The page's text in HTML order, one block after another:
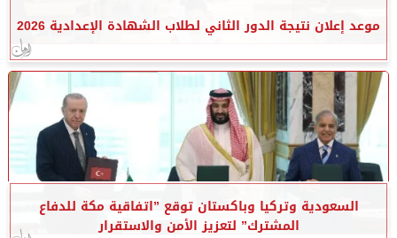
موعد إعلان نتيجة الدور الثاني لطلاب الشهادة الإعدادية 2026
السعودية وتركيا وباكستان توقع ”اتفاقية مكة للدفاع
المشترك” لتعزيز الأمن والاستقرار